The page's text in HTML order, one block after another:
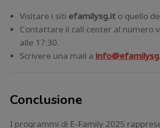
Visitare i siti efamilysg.it o quello
Contattare il call center al numero
alle 17:30.
Scrivere una mail a
Conclusione
I programmi di E-Family 2025